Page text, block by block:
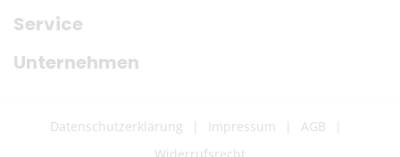
Service
Unternehmen
Datenschutzerklärung Impressum
AGB
Widerrufsrecht